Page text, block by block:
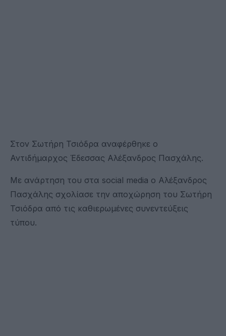
Στον Σωτήρη Τσιόδρα αναφέρθηκε ο
Αντιδήμαρχος Έδεσσας Αλέξανδρος Πασχάλης.
Με ανάρτηση του στα social media ο Αλέξανδρος
Πασχάλης σχολίασε την αποχώρηση του Σωτήρη
Τσιόδρα από τις καθιερωμένες συνεντεύξεις
τύπου.